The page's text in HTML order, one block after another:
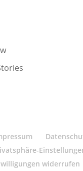
widerrufen